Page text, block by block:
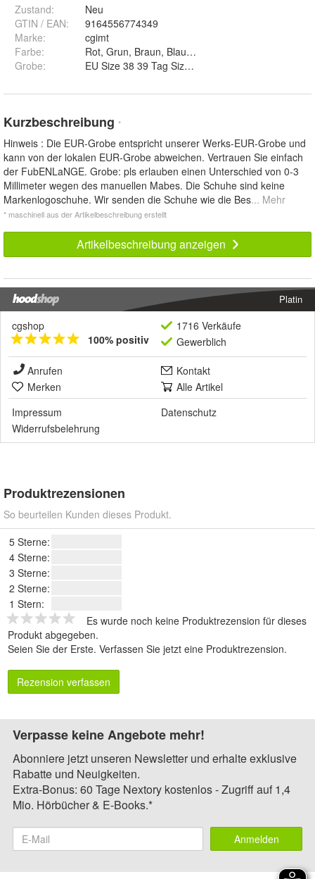
Zustand:
Neu
GTIN / EAN:
9164556774349
Marke:
cgimt
Farbe:
Grobe: EU Size 38 39 Tag Size 39 40, EU Size 36 38 Tag
Kurzbeschreibung *
Hinweis : Die EUR-Grobe entspricht unserer Werks-EUR-Grobe und
kann von der lokalen EUR-Grobe abweichen. Vertrauen Sie einfach
der FubENLaNGE. Grobe: pls erlauben einen Unterschied von 0-3
Millimeter wegen des manuellen Mabes. Die Schuhe sind keine
Markenlogoschuhe. Wir senden die Schuhe wie die Bes... Mehr
* maschinell aus der Artikelbeschreibung erstellt
Artikelbeschreibung anzeigen
Platin
cgshop
100% positiv
1716 Verkäufe
Gewerblich
Anrufen
Kontakt
Merken
Alle Artikel
Impressum
Datenschutz
Widerrufsbelehrung
Produktrezensionen
So beurteilen Kunden dieses Produkt.
5 Sterne:
4 Sterne:
3 Sterne:
2 Sterne:
1 Stern:
Es wurde noch keine Produktrezension für dieses
Produkt abgegeben.
Seien Sie der Erste. Verfassen Sie jetzt eine Produktrezension.
Rezension verfassen
Verpasse keine Angebote mehr!
Abonniere jetzt unseren Newsletter und erhalte exklusive
Rabatte und Neuigkeiten.
Extra-Bonus: 60 Tage Nextory kostenlos - Zugriff auf 1,4
Mio. Hörbücher & E-Books.*
Anmelden